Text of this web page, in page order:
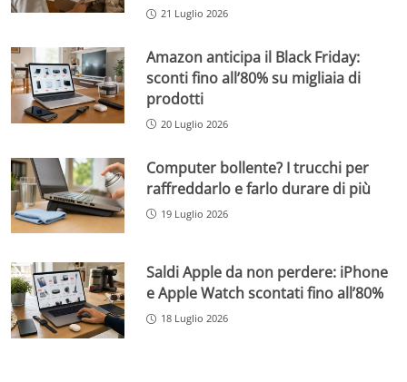
21 Luglio 2026
Amazon anticipa il Black Friday:
sconti fino all’80% su migliaia di
prodotti
20 Luglio 2026
Computer bollente? I trucchi per
raffreddarlo e farlo durare di più
19 Luglio 2026
Saldi Apple da non perdere: iPhone
e Apple Watch scontati fino all’80%
18 Luglio 2026